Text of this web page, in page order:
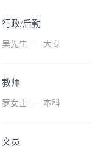
行政/后勤
吴先生 · 大专
教师
罗女士 · 本科
文员